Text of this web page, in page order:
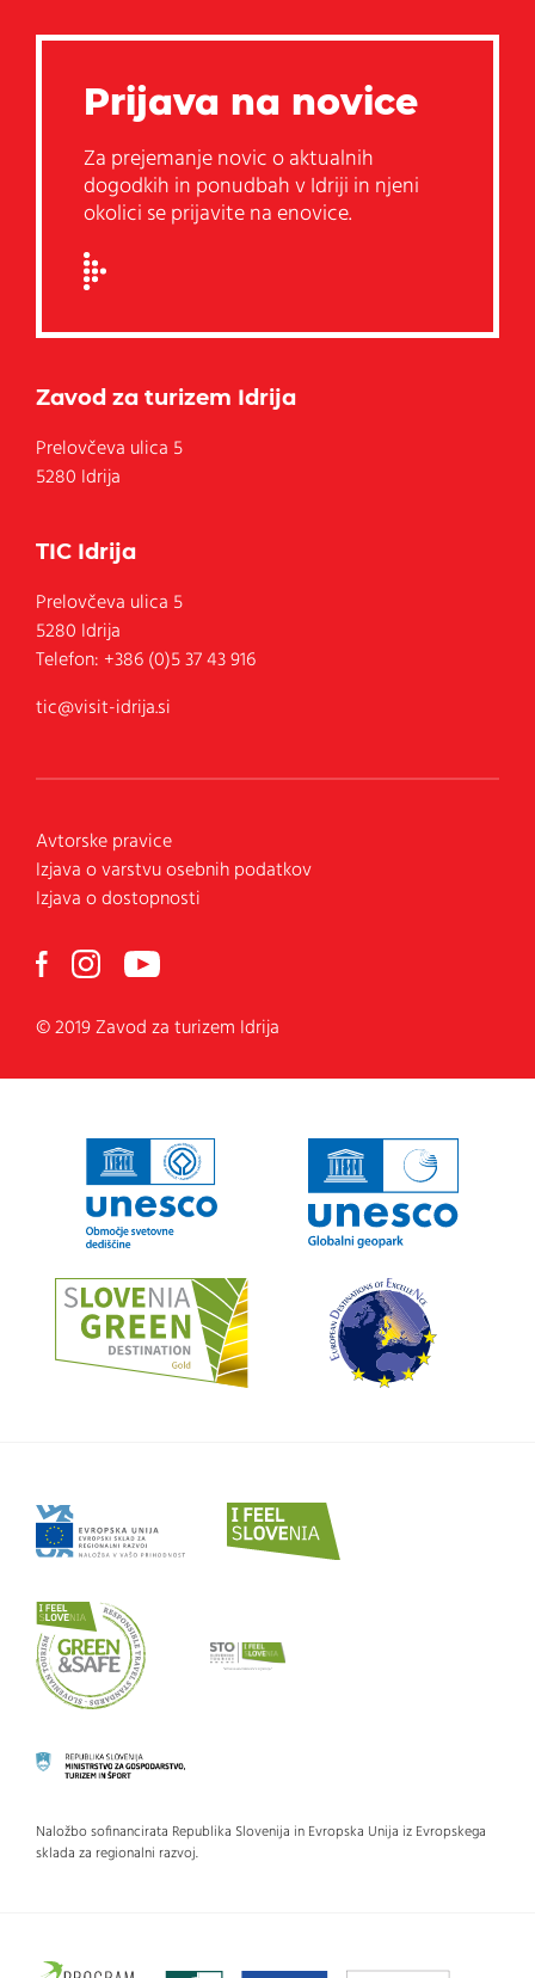
Prijava na novice
Za prejemanje novic o aktualnih
dogodkih in ponudbah v Idriji in njeni
okolici se prijavite na enovice.
Zavod za turizem Idrija
Prelovčeva ulica 5
5280 Idrija
TIC Idrija
Prelovčeva ulica 5
5280 Idrija
Telefon: +386 (0)5 37 43 916
tic@visit-idrija.si
Avtorske pravice
Izjava o varstvu osebnih podatkov
Izjava o dostopnosti
© 2019 Zavod za turizem Idrija
Naložbo sofinancirata Republika Slovenija in Evropska Unija iz Evropskega
sklada za regionalni razvoj.